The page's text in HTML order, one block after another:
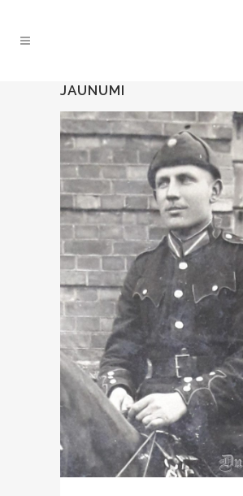
JAUNUMI